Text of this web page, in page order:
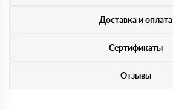
Доставка и оплата
Сертификаты
Отзывы